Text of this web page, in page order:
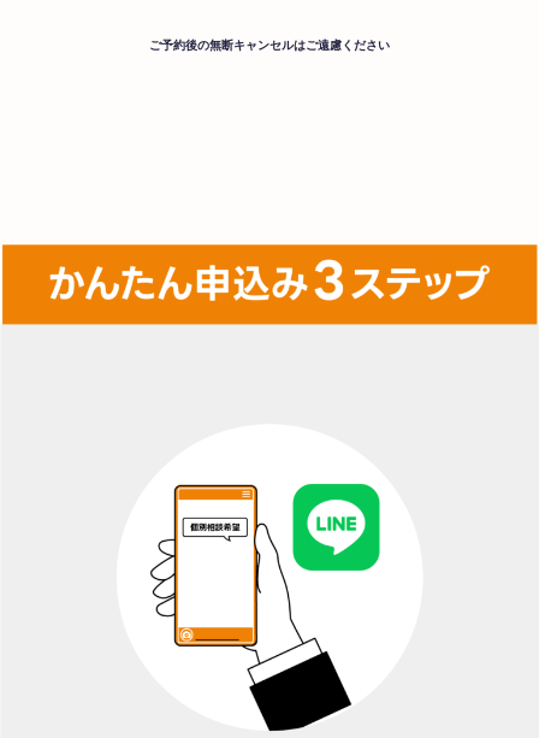
ご予約後の無断キャンセルはご遠慮ください